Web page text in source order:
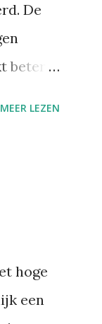
De
beter
-- Juli
Er
MEER LEZEN
hoge
een